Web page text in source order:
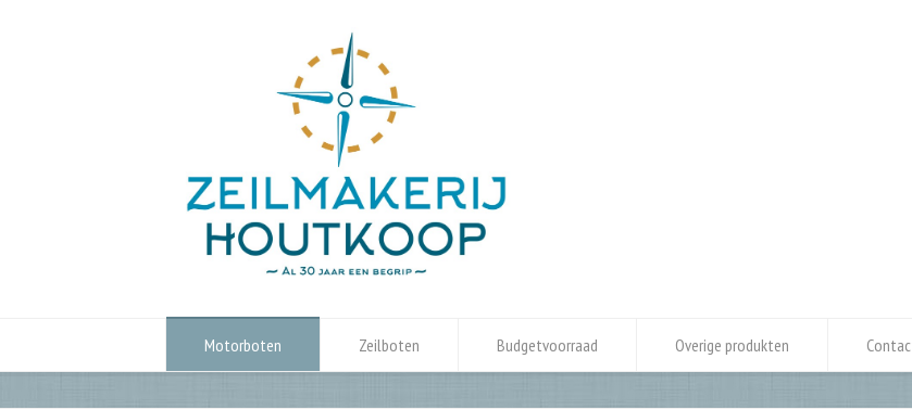
Motorboten Zeilboten Budgetvoorraad Overige produkten